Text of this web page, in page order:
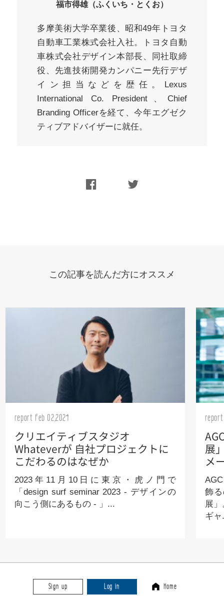
福市得雄（ふくいち・とくお）
多摩美術大学卒業後、昭和49年トヨタ
自動車工業株式会社入社。トヨタ自動
車株式会社デザイン本部長、同社取締
役、先進技術開発カンパニー先行デザ
イン担当などを歴任。Lexus
International Co. President、Chief
Branding Officerを経て、今年エグゼク
ティブアドバイザーに就任。
この記事を読んだ方にオススメ
report Feb 02,2024
クリエイティブスタジオ
Whateverが 自社プロジェクトに
こだわるのはなぜか
2023年11月10日に東京・虎ノ門で
「design surf seminar 2023 - デザインの
向こう側にあるもの - 」...
report
展
メ
飾
展
ギャ
Sign up Log in Home